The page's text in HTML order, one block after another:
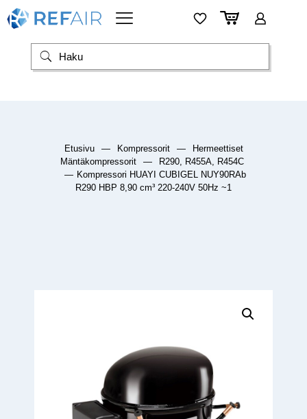
Etusivu — Kompressorit —
Hermeettiset
Mäntäkompressorit
—
R290, R455A, R454C
— Kompressori HUAYI CUBIGEL NUY90RAb
R290 HBP 8,90 cm³ 220-240V 50Hz ~1